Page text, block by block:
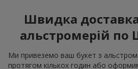
Швидка
альстромерій
Ми привеземо ваш букет з
протягом кількох годин або